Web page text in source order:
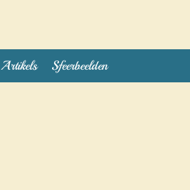
Artikels Sfeerbeelden